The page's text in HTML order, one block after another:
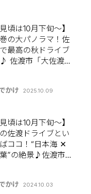
見頃は10月下旬～】
の大パノラマ！佐
最高の秋ドライブ
佐渡市「大佐渡ス
】
かけ 2025.10.09
見頃は10月下旬～】
佐渡ドライブとい
ココ！“日本海 ✕
”の絶景♪佐渡市
ト特集2024】
かけ 2024.10.03